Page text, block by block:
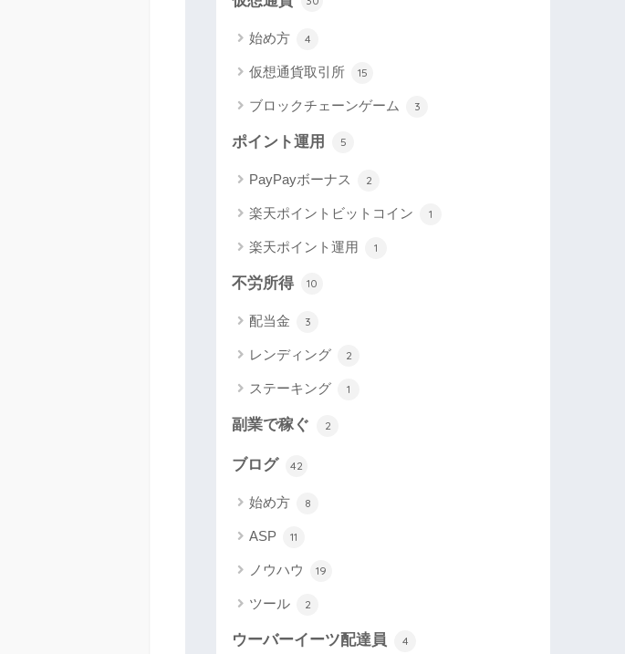
始め方 4
仮想通貨取引所 15
ブロックチェーンゲーム 3
ポイント運用 5
PayPayボーナス 2
楽天ポイントビットコイン 1
楽天ポイント運用 1
不労所得 10
配当金 3
レンディング 2
ステーキング 1
副業で稼ぐ 2
ブログ 42
始め方 8
ASP 11
ノウハウ 19
ツール 2
ウーバーイーツ配達員 4